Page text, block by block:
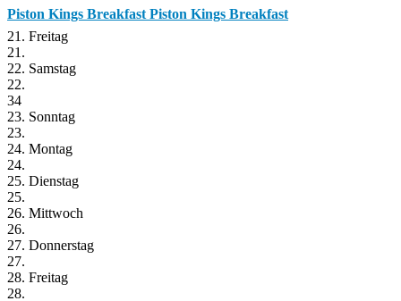
Piston Kings Breakfast Piston Kings Breakfast
21. Freitag
21.
22. Samstag
22.
34
23. Sonntag
23.
24. Montag
24.
25. Dienstag
25.
26. Mittwoch
26.
27. Donnerstag
27.
28. Freitag
28.